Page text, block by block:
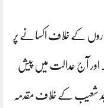
اداروں کے خلاف اکسانے پر
۔ اور آج عدالت میں پیش
شعیب کے خلاف مقدمہ